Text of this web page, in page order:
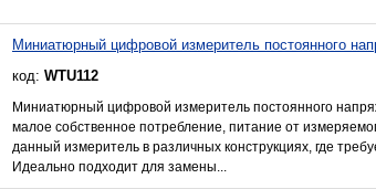
Миниатюрный цифровой измеритель постоянного
код: WTU112
Миниатюрный цифровой измеритель постоянного
малое собственное потребление, питание от
данный измеритель в различных конструкциях, где
Идеально подходит для замены...